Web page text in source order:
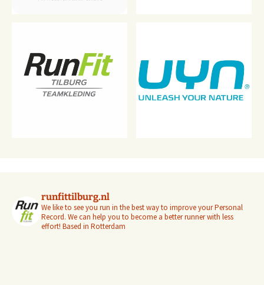
runfittilburg.nl
We like to see you run in the best way to improve your Personal
Record. We can help you to become a better runner with less
effort! Based in Rotterdam